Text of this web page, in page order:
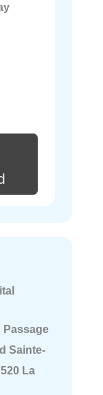
Passage
Sainte-
La